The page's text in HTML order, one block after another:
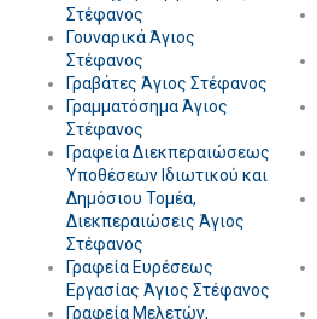
Στέφανος
Γουναρικά Άγιος
Στέφανος
Γραβάτες Άγιος Στέφανος
Γραμματόσημα Άγιος
Στέφανος
Γραφεία Διεκπεραιώσεως
Υποθέσεων Ιδιωτικού και
Δημόσιου Τομέα,
Διεκπεραιώσεις Άγιος
Στέφανος
Γραφεία Ευρέσεως
Εργασίας Άγιος Στέφανος
Γραφεία Μελετών,